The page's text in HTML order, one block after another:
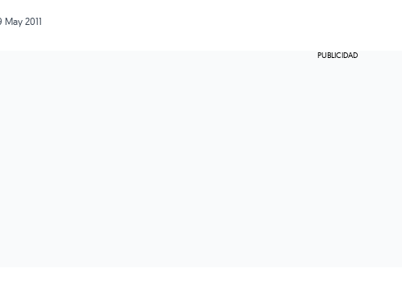
May 2011